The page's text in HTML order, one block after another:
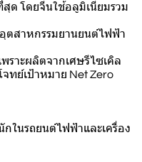
ด โดยจีนใช้อลูมิเนียมรวม
อุตสาหกรรมยานยนต์ไฟฟ้า
ราะผลิตจากเศษรีไซเคิล
ทย์เป้าหมาย Net Zero
กในรถยนต์ไฟฟ้าและเครื่อง